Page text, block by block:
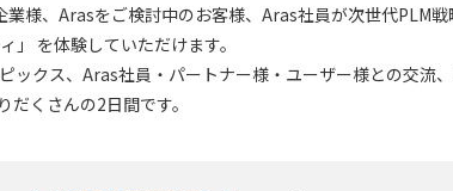
業様、Arasをご検討中のお客様、Aras社員が次世代PLM
を体験していただけます。
ックス、Aras社員・パートナー様・ユーザー様との交流
くさんの2日間です。